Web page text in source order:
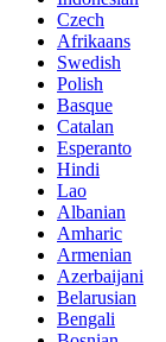
Czech
Afrikaans
Swedish
Polish
Basque
Catalan
Esperanto
Hindi
Lao
Albanian
Amharic
Armenian
Azerbaijani
Belarusian
Bengali